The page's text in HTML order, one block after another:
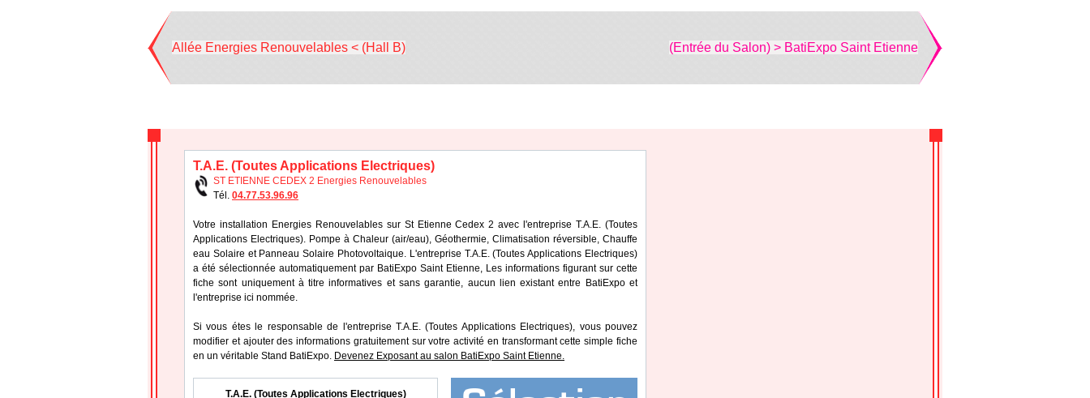
Allée Energies Renouvelables < (Hall B) (Entrée du Salon) > BatiExpo Saint Etienne
T.A.E. (Toutes Applications Electriques)
ST ETIENNE CEDEX 2 Energies Renouvelables
Tél. 04.77.53.96.96
Votre installation Energies Renouvelables sur St Etienne Cedex 2 avec l'entreprise T.A.E. (Toutes
Applications Electriques). Pompe à Chaleur (air/eau), Géothermie, Climatisation réversible, Chauffe
eau Solaire et Panneau Solaire Photovoltaique. L'entreprise T.A.E. (Toutes Applications Electriques)
a été sélectionnée automatiquement par BatiExpo Saint Etienne, Les informations figurant sur cette
fiche sont uniquement à titre informatives et sans garantie, aucun lien existant entre BatiExpo et
l'entreprise ici nommée.
Si vous étes le responsable de l'entreprise T.A.E. (Toutes Applications Electriques), vous pouvez
modifier et ajouter des informations gratuitement sur votre activité en transformant cette simple fiche
en un véritable Stand BatiExpo. Devenez Exposant au salon BatiExpo Saint Etienne.
T.A.E. (Toutes Applications Electriques)